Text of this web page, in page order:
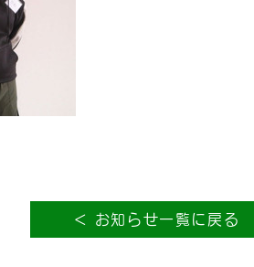
＜ お知らせ一覧に戻る